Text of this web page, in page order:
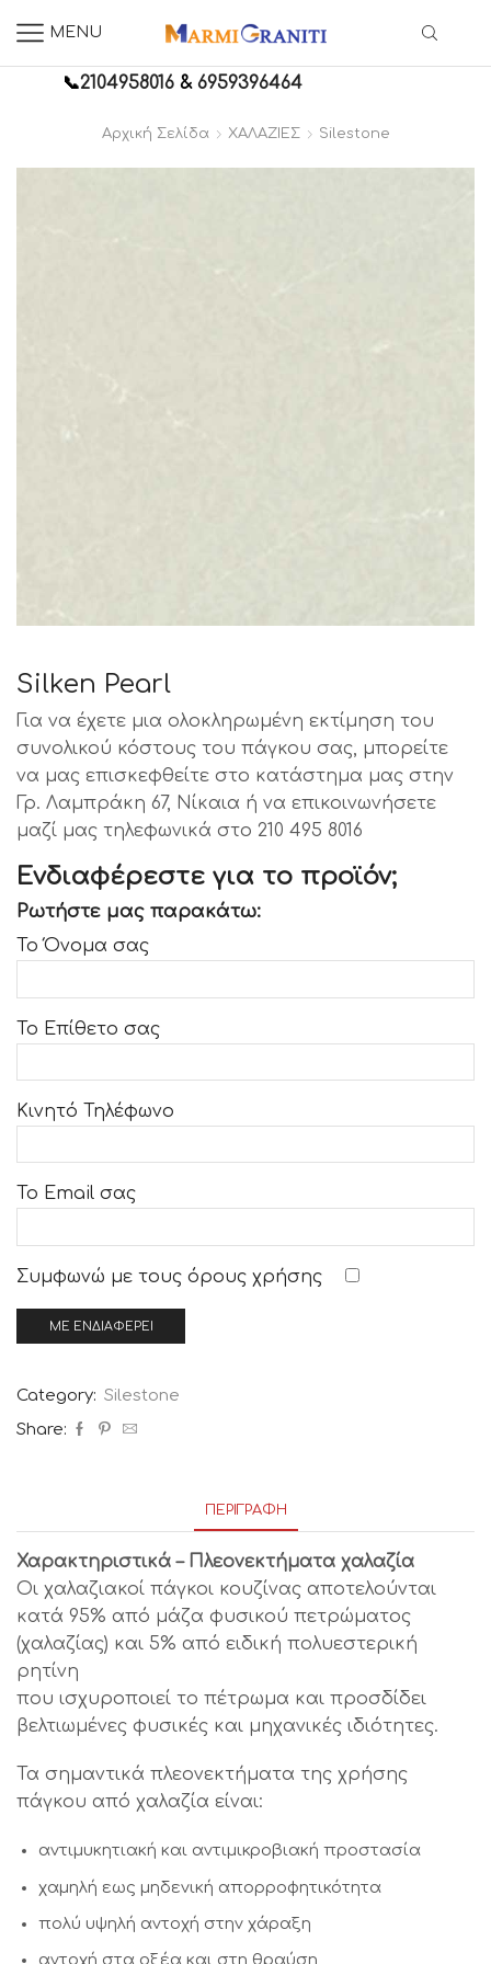
MENU
📞2104958016 &6959396464
Αρχική Σελίδα ΧΑΛΑΖΙΕΣ Silestone
Silken Pearl
Για να έχετε μια ολοκληρωμένη εκτίμηση του
συνολικού κόστους του πάγκου σας, μπορείτε
να μας επισκεφθείτε στο κατάστημα μας στην
Γρ. Λαμπράκη 67, Νίκαια ή να επικοινωνήσετε
μαζί μας τηλεφωνικά στο 210 495 8016
Ενδιαφέρεστε για το προϊόν;
Ρωτήστε μας παρακάτω:
Το Όνομα σας
Το Επίθετο σας
Κινητό Τηλέφωνο
Το Email σας
Συμφωνώ με τους όρους χρήσης
Category: Silestone
Share:
ΠΕΡΙΓΡΑΦΉ
Χαρακτηριστικά – Πλεονεκτήματα χαλαζία
Οι χαλαζιακοί πάγκοι κουζίνας αποτελούνται
κατά 95% από μάζα φυσικού πετρώματος
(χαλαζίας) και 5% από ειδική πολυεστερική
ρητίνη
που ισχυροποιεί το πέτρωμα και προσδίδει
βελτιωμένες φυσικές και μηχανικές ιδιότητες.
Τα σημαντικά πλεονεκτήματα της χρήσης
πάγκου από χαλαζία είναι:
αντιμυκητιακή και αντιμικροβιακή προστασία
χαμηλή εως μηδενική απορροφητικότητα
πολύ υψηλή αντοχή στην χάραξη
αντοχή στα οξέα και στη θραύση